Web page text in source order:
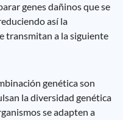
genes dañinos que se
así la
transmitan a la siguiente
genética son
la diversidad genética
se adapten a